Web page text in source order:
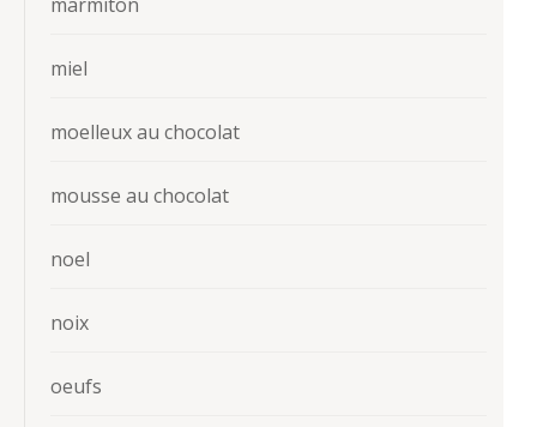
miel
moelleux au chocolat
mousse au chocolat
noel
noix
oeufs